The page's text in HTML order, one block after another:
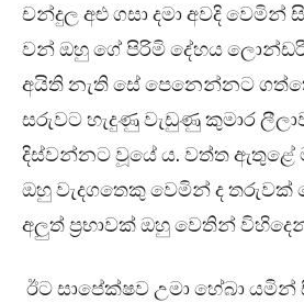
චන්දුල අළු ගසා දමා අවදි
වන් ඔහු ගේ පිරිමි දේහය
අයිති නැති සේ පෙනෙන්නට
සරුවට හැදුණු වැඩුණු කුමාර
දිස්වන්නට වූයේ ය. වත්ත ඇතුළේ
ඔහු වැදගතෙකු වෙමින් ද තරුවක්
අලුත් ප්‍රභාවක් ඔහු වෙතින්
ඊට සාපේක්ෂව උමා හේබා යමින්